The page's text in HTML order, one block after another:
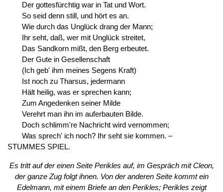
Der gottesfürchtig war in Tat und Wort.
So seid denn still, und hört es an.
Wie durch das Unglück drang der Mann;
Ihr seht, daß, wer mit Unglück streitet,
Das Sandkorn mißt, den Berg erbeutet.
Der Gute in Gesellenschaft
(Ich geb' ihm meines Segens Kraft)
Ist noch zu Tharsus, jedermann
Hält heilig, was er sprechen kann;
Zum Angedenken seiner Milde
Verehrt man ihn im auferbauten Bilde.
Doch schlimm're Nachricht wird vernommen;
Was sprech' ich noch? Ihr seht sie kommen. –
STUMMES SPIEL.
Es tritt auf der einen Seite Perikles auf, im Gespräch mit Cleon,
der ganze Zug folgt ihnen. Von der anderen Seite kommt ein
Edelmann, mit einem Briefe an den Perikles; Perikles zeigt